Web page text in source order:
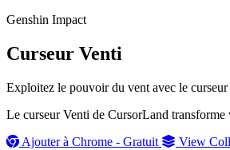
Genshin Impact
Curseur Venti
Exploitez le pouvoir du vent avec le
Le curseur Venti de CursorLand
Ajouter à Chrome - Gratuit
View